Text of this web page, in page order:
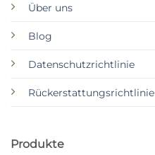
Über uns
Blog
Datenschutzrichtlinie
Rückerstattungsrichtlinie
Produkte